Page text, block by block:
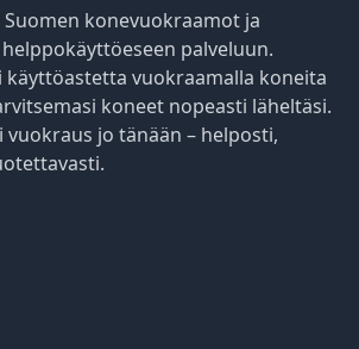
konevuokraamot ja
palveluun.
käyttöastetta vuokraamalla koneita
koneet nopeasti läheltäsi.
vuokraus jo tänään – helposti,